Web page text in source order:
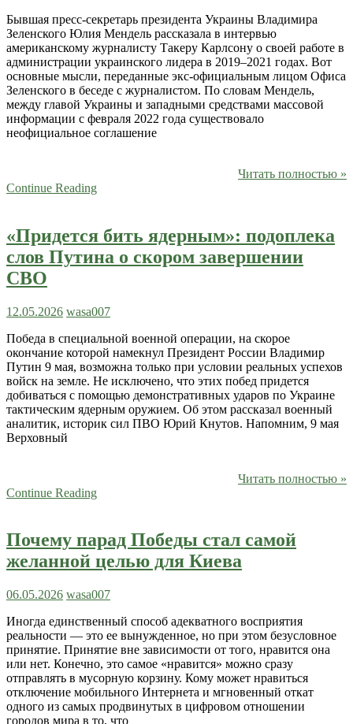
Бывшая пресс-секретарь президента Украины Владимира
Зеленского Юлия Мендель рассказала в интервью
американскому журналисту Такеру Карлсону о своей работе в
администрации украинского лидера в 2019–2021 годах. Вот
основные мысли, переданные экс-официальным лицом Офиса
Зеленского в беседе с журналистом. По словам Мендель,
между главой Украины и западными средствами массовой
информации с февраля 2022 года существовало
неофициальное соглашение
Читать полностью »
Continue Reading
«Придется бить ядерным»: подоплека
слов Путина о скором завершении
СВО
12.05.2026 wasa007
Победа в специальной военной операции, на скорое
окончание которой намекнул Президент России Владимир
Путин 9 мая, возможна только при условии реальных успехов
войск на земле. Не исключено, что этих побед придется
добиваться с помощью демонстративных ударов по Украине
тактическим ядерным оружием. Об этом рассказал военный
аналитик, историк сил ПВО Юрий Кнутов. Напомним, 9 мая
Верховный
Читать полностью »
Continue Reading
Почему парад Победы стал самой
желанной целью для Киева
06.05.2026 wasa007
Иногда единственный способ адекватного восприятия
реальности — это ее вынужденное, но при этом безусловное
принятие. Принятие вне зависимости от того, нравится она
или нет. Конечно, это самое «нравится» можно сразу
отправлять в мусорную корзину. Кому может нравиться
отключение мобильного Интернета и мгновенный откат
одного из самых продвинутых в цифровом отношении
городов мира в то, что